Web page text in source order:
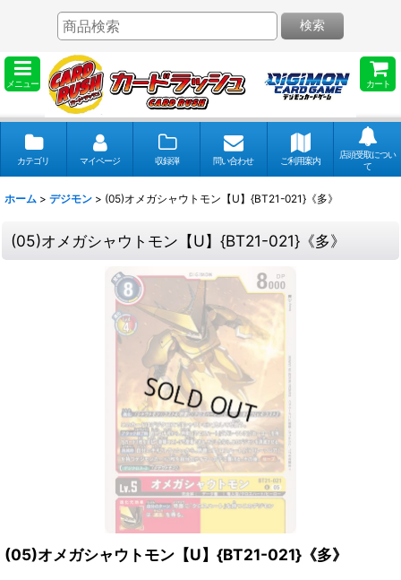
メニュー カート
検索
カテゴリ マイページ 収録弾 問い合わせ ご利用案内
店頭受取につい
て
ホーム > デジモン > (05)オメガシャウトモン【U】{BT21-021}《多》
(05)オメガシャウトモン【U】{BT21-021}《多》
(05)オメガシャウトモン【U】{BT21-021}《多》